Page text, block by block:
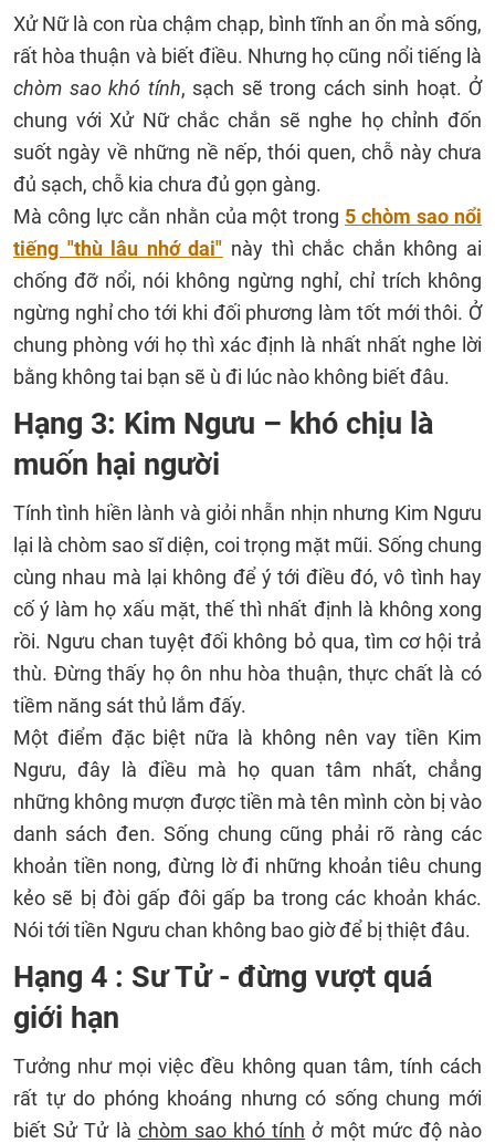
Xử Nữ là con rùa chậm chạp, bình tĩnh an ổn mà sống,
rất hòa thuận và biết điều. Nhưng họ cũng nổi tiếng là
chòm sao khó tính, sạch sẽ trong cách sinh hoạt. Ở
chung với Xử Nữ chắc chắn sẽ nghe họ chỉnh đốn
suốt ngày về những nề nếp, thói quen, chỗ này chưa
đủ sạch, chỗ kia chưa đủ gọn gàng.
Mà công lực cằn nhằn của một trong 5 chòm sao nổi
tiếng "thù lâu nhớ dai" này thì chắc chắn không ai
chống đỡ nổi, nói không ngừng nghỉ, chỉ trích không
ngừng nghỉ cho tới khi đối phương làm tốt mới thôi. Ở
chung phòng với họ thì xác định là nhất nhất nghe lời
bằng không tai bạn sẽ ù đi lúc nào không biết đâu.
Hạng 3: Kim Ngưu – khó chịu là
muốn hại người
Tính tình hiền lành và giỏi nhẫn nhịn nhưng Kim Ngưu
lại là chòm sao sĩ diện, coi trọng mặt mũi. Sống chung
cùng nhau mà lại không để ý tới điều đó, vô tình hay
cố ý làm họ xấu mặt, thế thì nhất định là không xong
rồi. Ngưu chan tuyệt đối không bỏ qua, tìm cơ hội trả
thù. Đừng thấy họ ôn nhu hòa thuận, thực chất là có
tiềm năng sát thủ lắm đấy.
Một điểm đặc biệt nữa là không nên vay tiền Kim
Ngưu, đây là điều mà họ quan tâm nhất, chẳng
những không mượn được tiền mà tên mình còn bị vào
danh sách đen. Sống chung cũng phải rõ ràng các
khoản tiền nong, đừng lờ đi những khoản tiêu chung
kẻo sẽ bị đòi gấp đôi gấp ba trong các khoản khác.
Nói tới tiền Ngưu chan không bao giờ để bị thiệt đâu.
Hạng 4 : Sư Tử - đừng vượt quá
giới hạn
Tưởng như mọi việc đều không quan tâm, tính cách
rất tự do phóng khoáng nhưng có sống chung mới
biết Sử Tử là chòm sao khó tính ở một mức độ nào